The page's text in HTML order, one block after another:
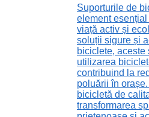
Suporturile de
element
viață activ și
soluții sigure și
biciclete, aceste
utilizarea
contribuind la
poluării în
bicicletă de
transformarea